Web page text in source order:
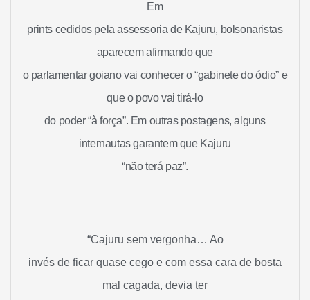
Em
prints cedidos pela assessoria de Kajuru, bolsonaristas
aparecem afirmando que
o parlamentar goiano vai conhecer o “gabinete do ódio” e
que o povo vai tirá-lo
do poder “à força”. Em outras postagens, alguns
internautas garantem que Kajuru
“não terá paz”.
“Cajuru sem vergonha… Ao
invés de ficar quase cego e com essa cara de bosta
mal cagada, devia ter